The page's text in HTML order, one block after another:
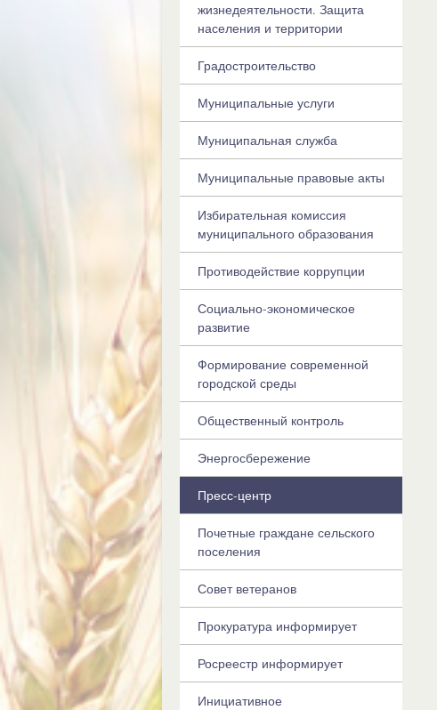
жизнедеятельности. Защита
населения и территории
Градостроительство
Муниципальные услуги
Муниципальная служба
Муниципальные правовые акты
Избирательная комиссия
муниципального образования
Противодействие коррупции
Социально-экономическое
развитие
Формирование современной
городской среды
Общественный контроль
Энергосбережение
Пресс-центр
Почетные граждане сельского
поселения
Совет ветеранов
Прокуратура информирует
Росреестр информирует
Инициативное